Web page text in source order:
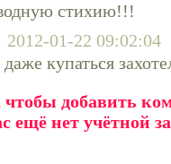
стихию!!!
2012-01-22 09:02:04
купаться
чтобы добавить
ещё нет учётной